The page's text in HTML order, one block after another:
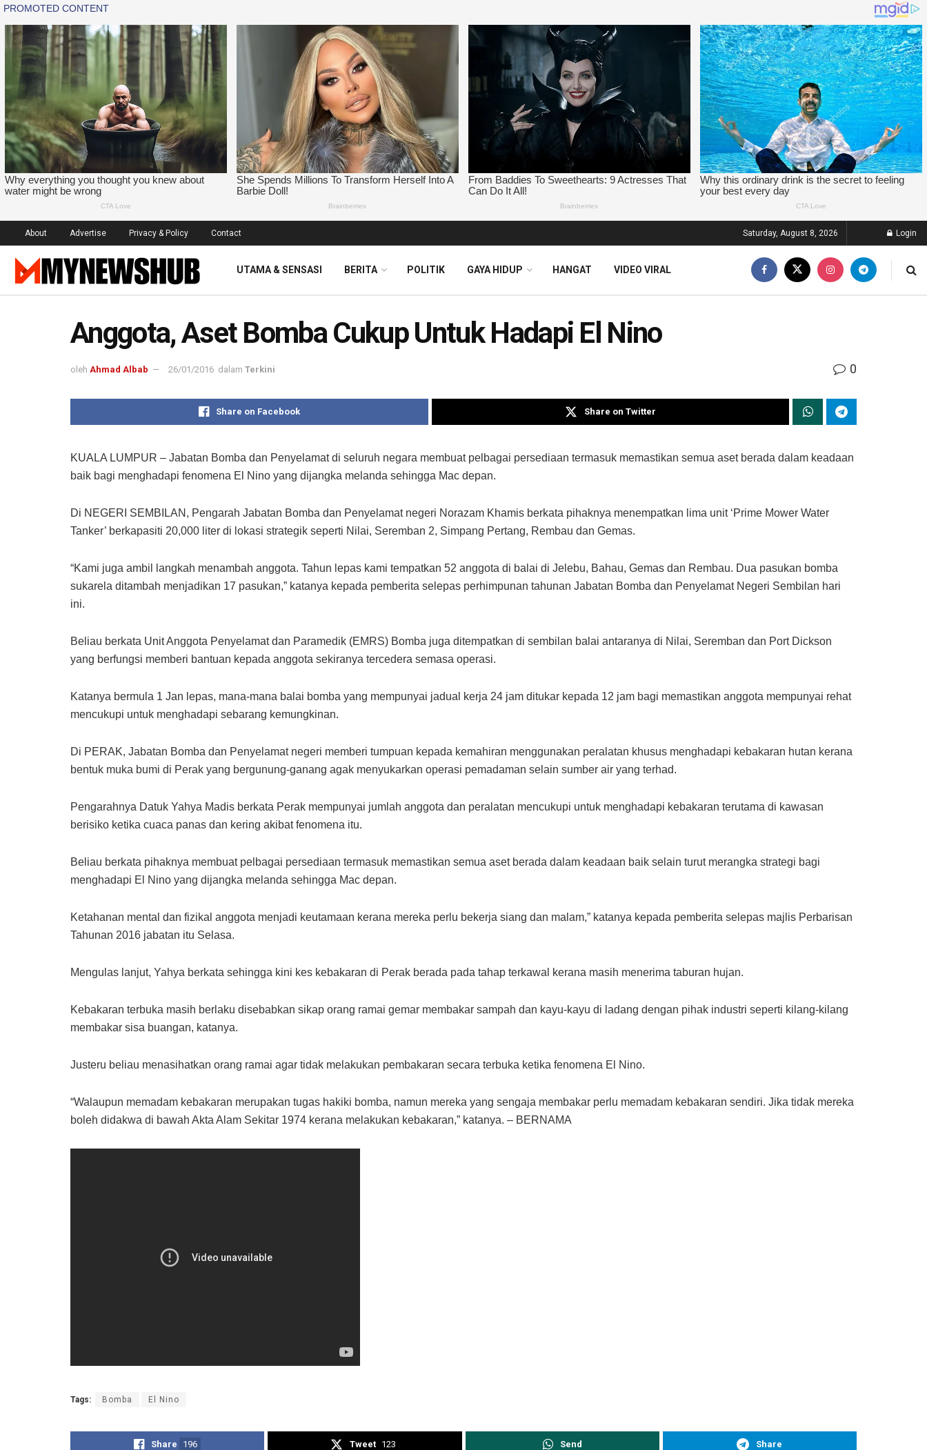
About Advertise Privacy & Policy Contact Saturday, August 8, 2026 Login
UTAMA & SENSASI BERITA POLITIK GAYA HIDUP HANGAT VIDEO VIRAL
Anggota, Aset Bomba Cukup Untuk Hadapi El Nino
oleh Ahmad Albab 26/01/2016 dalam Terkini 0
Share on Facebook Share on Twitter
KUALA LUMPUR – Jabatan Bomba dan Penyelamat di seluruh negara membuat pelbagai persediaan termasuk memastikan semua aset berada dalam keadaan
baik bagi menghadapi fenomena El Nino yang dijangka melanda sehingga Mac depan.
Di NEGERI SEMBILAN, Pengarah Jabatan Bomba dan Penyelamat negeri Norazam Khamis berkata pihaknya menempatkan lima unit ‘Prime Mower Water
Tanker’ berkapasiti 20,000 liter di lokasi strategik seperti Nilai, Seremban 2, Simpang Pertang, Rembau dan Gemas.
“Kami juga ambil langkah menambah anggota. Tahun lepas kami tempatkan 52 anggota di balai di Jelebu, Bahau, Gemas dan Rembau. Dua pasukan bomba
sukarela ditambah menjadikan 17 pasukan,” katanya kepada pemberita selepas perhimpunan tahunan Jabatan Bomba dan Penyelamat Negeri Sembilan hari
ini.
Beliau berkata Unit Anggota Penyelamat dan Paramedik (EMRS) Bomba juga ditempatkan di sembilan balai antaranya di Nilai, Seremban dan Port Dickson
yang berfungsi memberi bantuan kepada anggota sekiranya tercedera semasa operasi.
Katanya bermula 1 Jan lepas, mana-mana balai bomba yang mempunyai jadual kerja 24 jam ditukar kepada 12 jam bagi memastikan anggota mempunyai rehat
mencukupi untuk menghadapi sebarang kemungkinan.
Di PERAK, Jabatan Bomba dan Penyelamat negeri memberi tumpuan kepada kemahiran menggunakan peralatan khusus menghadapi kebakaran hutan kerana
bentuk muka bumi di Perak yang bergunung-ganang agak menyukarkan operasi pemadaman selain sumber air yang terhad.
Pengarahnya Datuk Yahya Madis berkata Perak mempunyai jumlah anggota dan peralatan mencukupi untuk menghadapi kebakaran terutama di kawasan
berisiko ketika cuaca panas dan kering akibat fenomena itu.
Beliau berkata pihaknya membuat pelbagai persediaan termasuk memastikan semua aset berada dalam keadaan baik selain turut merangka strategi bagi
menghadapi El Nino yang dijangka melanda sehingga Mac depan.
Ketahanan mental dan fizikal anggota menjadi keutamaan kerana mereka perlu bekerja siang dan malam,” katanya kepada pemberita selepas majlis Perbarisan
Tahunan 2016 jabatan itu Selasa.
Mengulas lanjut, Yahya berkata sehingga kini kes kebakaran di Perak berada pada tahap terkawal kerana masih menerima taburan hujan.
Kebakaran terbuka masih berlaku disebabkan sikap orang ramai gemar membakar sampah dan kayu-kayu di ladang dengan pihak industri seperti kilang-kilang
membakar sisa buangan, katanya.
Justeru beliau menasihatkan orang ramai agar tidak melakukan pembakaran secara terbuka ketika fenomena El Nino.
“Walaupun memadam kebakaran merupakan tugas hakiki bomba, namun mereka yang sengaja membakar perlu memadam kebakaran sendiri. Jika tidak mereka
boleh didakwa di bawah Akta Alam Sekitar 1974 kerana melakukan kebakaran,” katanya. – BERNAMA
Tags: Bomba El Nino
Share 196 Tweet 123 Send Share